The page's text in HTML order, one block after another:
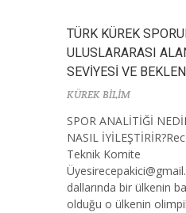
TÜRK KÜREK
ULUSLARARASI
SEVİYESİ VE
KÜREK BİLİM
SPOR ANALİTİĞİ
NASIL
Teknik Komite
Ü
dallarında bir ülkenin
olduğu o ülkenin